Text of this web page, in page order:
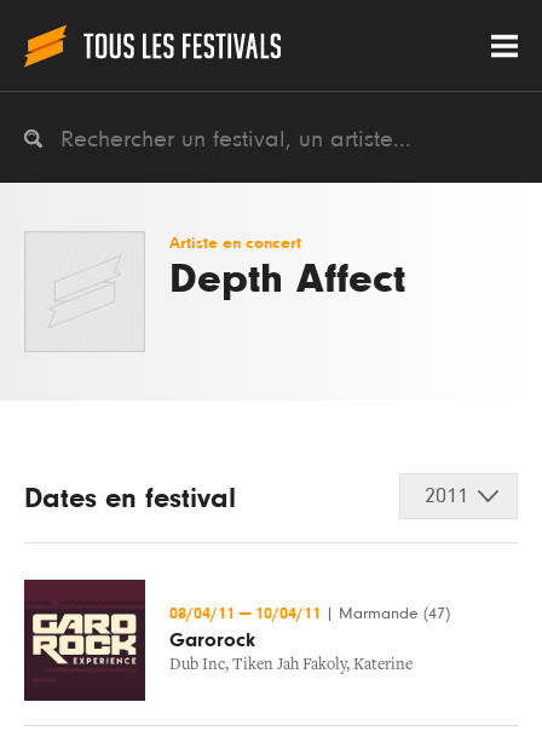
Artiste en concert
Depth Affect
Dates en festival 2011
08/04/11 — 10/04/11 Marmande (47)
Garorock
Dub Inc, Tiken Jah Fakoly, Katerine